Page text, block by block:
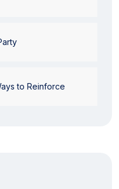
to Reinforce